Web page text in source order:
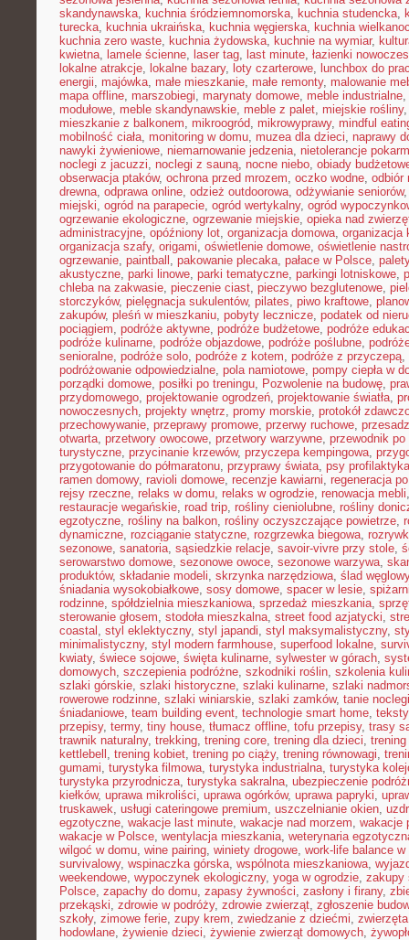
skandynawska, kuchnia śródziemnomorska, kuchnia studencka,
turecka, kuchnia ukraińska, kuchnia węgierska, kuchnia
kuchnia zero waste, kuchnia żydowska, kuchnie na wymiar,
kwietna, lamele ścienne, laser tag, last minute, łazienki
lokalne atrakcje, lokalne bazary, loty czarterowe, lunchbox do
energii, majówka, małe mieszkanie, małe remonty, malowanie
mapa offline, marszobiegi, marynaty domowe, meble industrialne,
modułowe, meble skandynawskie, meble z palet, miejskie rośliny
mieszkanie z balkonem, mikroogród, mikrowyprawy, mindful
mobilność ciała, monitoring w domu, muzea dla dzieci, naprawy
nawyki żywieniowe, niemarnowanie jedzenia, nietolerancje
noclegi z jacuzzi, noclegi z sauną, nocne niebo, obiady
obserwacja ptaków, ochrona przed mrozem, oczko wodne, odbiór
drewna, odprawa online, odzież outdoorowa, odżywianie seniorów
miejski, ogród na parapecie, ogród wertykalny, ogród
ogrzewanie ekologiczne, ogrzewanie miejskie, opieka nad
administracyjne, opóźniony lot, organizacja domowa, organizacja
organizacja szafy, origami, oświetlenie domowe, oświetlenie
ogrzewanie, paintball , pakowanie plecaka, pałace w Polsce,
akustyczne, parki linowe, parki tematyczne, parkingi lotniskowe,
chleba na zakwasie, pieczenie ciast, pieczywo bezglutenowe,
storczyków, pielęgnacja sukulentów, pilates, piwo kraftowe,
zakupów, pleśń w mieszkaniu, pobyty lecznicze, podatek od
pociągiem, podróże aktywne, podróże budżetowe, podróże
podróże kulinarne, podróże objazdowe, podróże poślubne,
senioralne, podróże solo, podróże z kotem, podróże z przyczepą,
podróżowanie odpowiedzialne, pola namiotowe, pompy ciepła w
porządki domowe, posiłki po treningu, Pozwolenie na budowę,
przydomowego, projektowanie ogrodzeń, projektowanie światła,
nowoczesnych, projekty wnętrz, promy morskie, protokół
przechowywanie, przeprawy promowe, przerwy ruchowe,
otwarta, przetwory owocowe, przetwory warzywne, przewodnik
turystyczne, przycinanie krzewów, przyczepa kempingowa,
przygotowanie do półmaratonu, przyprawy świata, psy profilaktyka
ramen domowy, ravioli domowe, recenzje kawiarni, regeneracja
rejsy rzeczne, relaks w domu, relaks w ogrodzie, renowacja mebli
restauracje wegańskie, road trip, rośliny cieniolubne, rośliny
egzotyczne, rośliny na balkon, rośliny oczyszczające powietrze,
dynamiczne, rozciąganie statyczne, rozgrzewka biegowa,
sezonowe, sanatoria, sąsiedzkie relacje, savoir-vivre przy stole,
serowarstwo domowe, sezonowe owoce, sezonowe warzywa,
produktów, składanie modeli, skrzynka narzędziowa, ślad
śniadania wysokobiałkowe, sosy domowe, spacer w lesie,
rodzinne, spółdzielnia mieszkaniowa, sprzedaż mieszkania,
sterowanie głosem, stodoła mieszkalna, street food azjatycki,
coastal , styl eklektyczny, styl japandi, styl maksymalistyczny,
minimalistyczny, styl modern farmhouse, superfood lokalne,
kwiaty, świece sojowe, święta kulinarne, sylwester w górach,
domowych, szczepienia podróżne, szkodniki roślin, szkolenia
szlaki górskie, szlaki historyczne, szlaki kulinarne, szlaki
rowerowe rodzinne, szlaki winiarskie, szlaki zamków, tanie noclegi
śniadaniowe, team building event, technologie smart home,
przepisy, termy, tiny house, tłumacz offline, tofu przepisy, trasy
trawnik naturalny, trekking, trening core, trening dla dzieci,
kettlebell , trening kobiet, trening po ciąży, trening równowagi,
gumami, turystyka filmowa, turystyka industrialna, turystyka
turystyka przyrodnicza, turystyka sakralna, ubezpieczenie
kiełków, uprawa mikroliści, uprawa ogórków, uprawa papryki,
truskawek, usługi cateringowe premium, uszczelnianie okien,
egzotyczne, wakacje last minute, wakacje nad morzem, wakacje
wakacje w Polsce, wentylacja mieszkania, weterynaria
wilgoć w domu, wine pairing, winiety drogowe, work-life balance w
survivalowy, wspinaczka górska, wspólnota mieszkaniowa,
weekendowe, wypoczynek ekologiczny, yoga w ogrodzie, zakupy
Polsce, zapachy do domu, zapasy żywności, zasłony i firany,
przekąski, zdrowie w podróży, zdrowie zwierząt, zgłoszenie
szkoły, zimowe ferie, zupy krem, zwiedzanie z dziećmi,
hodowlane, żywienie dzieci, żywienie zwierząt domowych,